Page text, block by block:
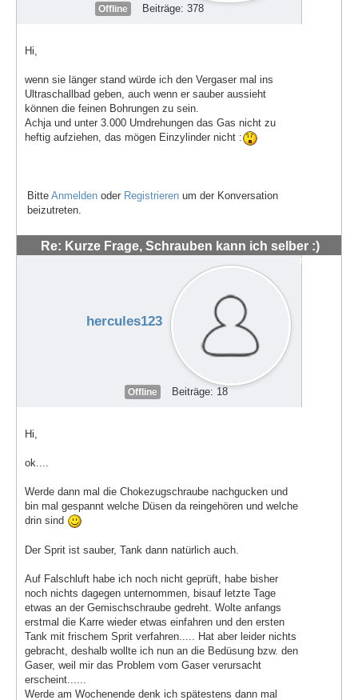
Offline Beiträge: 378
Hi,
wenn sie länger stand würde ich den Vergaser mal ins
Ultraschallbad geben, auch wenn er sauber aussieht
können die feinen Bohrungen zu sein.
Achja und unter 3.000 Umdrehungen das Gas nicht zu
heftig aufziehen, das mögen Einzylinder nicht :
Bitte Anmelden oder Registrieren um der Konversation
beizutreten.
Re: Kurze Frage, Schrauben kann ich selber :)
#48543
hercules123
Offline Beiträge: 18
Hi,
ok....
Werde dann mal die Chokezugschraube nachgucken und
bin mal gespannt welche Düsen da reingehören und welche
drin sind
Der Sprit ist sauber, Tank dann natürlich auch.
Auf Falschluft habe ich noch nicht geprüft, habe bisher
noch nichts dagegen unternommen, bisauf letzte Tage
etwas an der Gemischschraube gedreht. Wolte anfangs
erstmal die Karre wieder etwas einfahren und den ersten
Tank mit frischem Sprit verfahren..... Hat aber leider nichts
gebracht, deshalb wollte ich nun an die Bedüsung bzw. den
Gaser, weil mir das Problem vom Gaser verursacht
erscheint......
Werde am Wochenende denk ich spätestens dann mal